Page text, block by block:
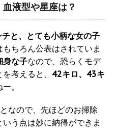
液型や星座は？
と、とても小柄な女の子
ちろん公表はされていま
身な子なので、恐らくモデ
考えると、 42キロ、43キ
。
なので、先ほどのお掃除
う点は妙に納得ができま